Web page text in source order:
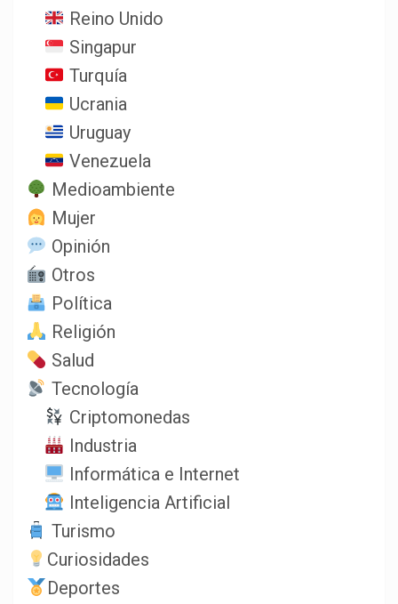
Reino Unido
Singapur
Turquía
Ucrania
Uruguay
Venezuela
Medioambiente
Mujer
Opinión
Otros
Política
Religión
Salud
Tecnología
Criptomonedas
Industria
Informática e Internet
Inteligencia Artificial
Turismo
Curiosidades
Deportes